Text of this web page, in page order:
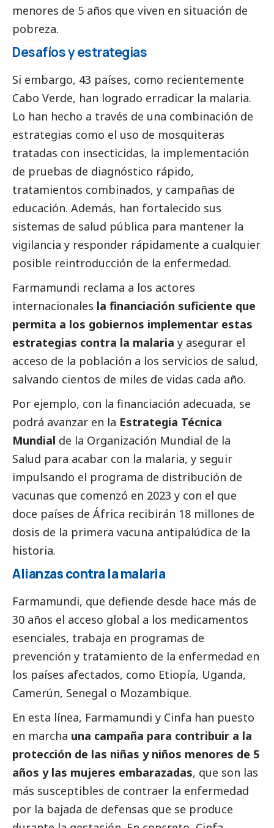
menores de 5 años que viven en situación de
pobreza.
Desafíos y estrategias
Si embargo, 43 países, como recientemente
Cabo Verde, han logrado erradicar la malaria.
Lo han hecho a través de una combinación de
estrategias como el uso de mosquiteras
tratadas con insecticidas, la implementación
de pruebas de diagnóstico rápido,
tratamientos combinados, y campañas de
educación. Además, han fortalecido sus
sistemas de salud pública para mantener la
vigilancia y responder rápidamente a cualquier
posible reintroducción de la enfermedad.
Farmamundi reclama a los actores
internacionales la financiación suficiente que
permita a los gobiernos implementar estas
estrategias contra la malaria y asegurar el
acceso de la población a los servicios de salud,
salvando cientos de miles de vidas cada año.
Por ejemplo, con la financiación adecuada, se
podrá avanzar en la Estrategia Técnica
Mundial de la Organización Mundial de la
Salud para acabar con la malaria, y seguir
impulsando el programa de distribución de
vacunas que comenzó en 2023 y con el que
doce países de África recibirán 18 millones de
dosis de la primera vacuna antipalúdica de la
historia.
Alianzas contra la malaria
Farmamundi, que defiende desde hace más de
30 años el acceso global a los medicamentos
esenciales, trabaja en programas de
prevención y tratamiento de la enfermedad en
los países afectados, como Etiopía, Uganda,
Camerún, Senegal o Mozambique.
En esta línea, Farmamundi y Cinfa han puesto
en marcha una campaña para contribuir a la
protección de las niñas y niños menores de 5
años y las mujeres embarazadas, que son las
más susceptibles de contraer la enfermedad
por la bajada de defensas que se produce